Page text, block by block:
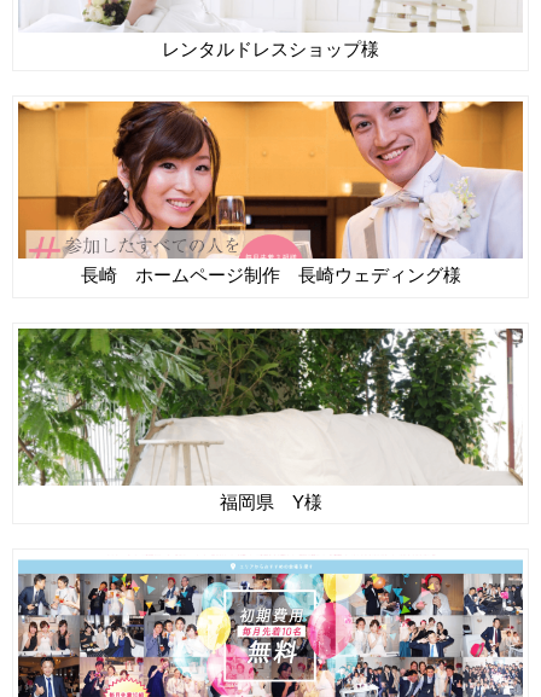
レンタルドレスショップ様
長崎 ホームページ制作 長崎ウェディング様
福岡県 Y様